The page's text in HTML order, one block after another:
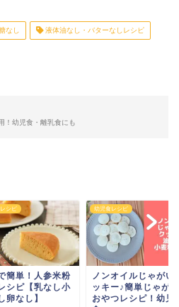
なし 液体油なし・バターなしレシピ
！幼児食・離乳食にも
シピ
簡単！人参米粉
シピ【乳なし小
卵なし】
幼児食レシピ
ノンオイルじゃがい
ッキー♪簡単じゃが
おやつレシピ！幼児